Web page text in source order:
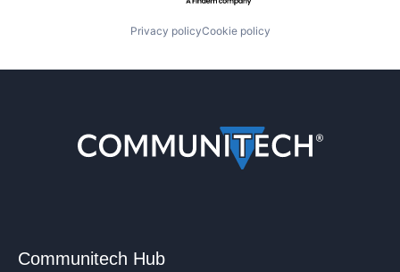
Privacy policyCookie policy
Communitech Hub